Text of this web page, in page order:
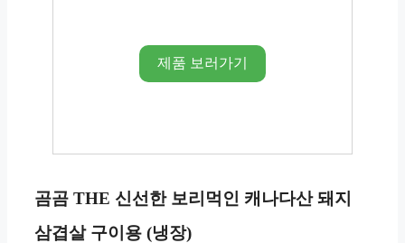
제품 보러가기
곰곰 THE 신선한 보리먹인 캐나다산 돼지
삼겹살 구이용 (냉장)